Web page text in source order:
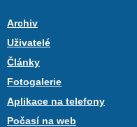
Archiv
Uživatelé
Články
Fotogalerie
Aplikace na telefony
Počasí na web